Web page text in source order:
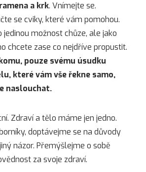
a krk. Vnímejte se.
se cviky, které vám pomohou.
jedinou možnost chůze, ale jako
chcete zase co nejdříve propustit.
pouze svému úsudku
které vám vše řekne samo,
naslouchat.
Zdraví a tělo máme jen jedno.
doptávejme se na důvody
názor. Přemýšlejme o sobě
za svoje zdraví.